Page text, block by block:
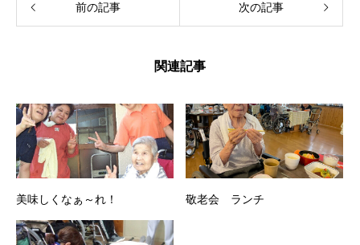
前の記事 次の記事
関連記事
美味しくなぁ～れ！ 敬老会 ランチ